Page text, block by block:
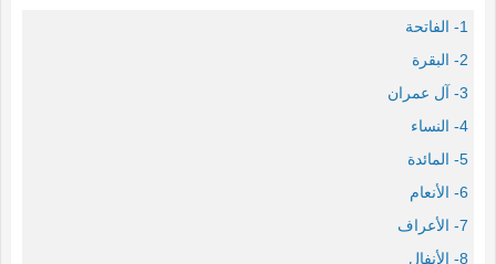
1- الفاتحة
2- البقرة
3- آل عمران
4- النساء
5- المائدة
6- الأنعام
7- الأعراف
8- الأنفال